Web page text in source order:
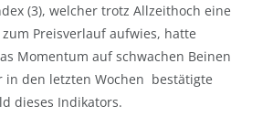
(3), welcher trotz Allzeithoch eine
Preisverlauf aufwies, hatte
Momentum auf schwachen Beinen
in den letzten Wochen bestätigte
dieses Indikators.